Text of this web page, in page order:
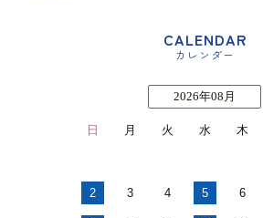
CALENDAR
カレンダー
2026年08月
日 月 火 水 木
2 3 4 5 6